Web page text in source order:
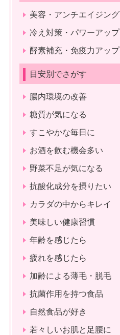
美容・アンチエイジング
冷え対策・パワーアップ
酵素補充・免疫力アップ
目安別でさがす
腸内環境の改善
糖質が気になる
すこやかな毎日に
お酒を飲む機会多い
野菜不足が気になる
抗酸化成分を摂りたい
カラダの中からキレイ
美味しい健康習慣
年齢を感じたら
疲れを感じたら
加齢による薄毛・脱毛
抗菌作用を持つ食品
自然食品が好き
若々しいお肌と足腰に